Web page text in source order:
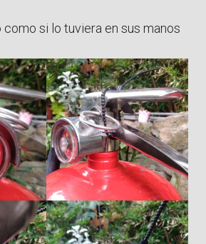
si lo tuviera en sus manos